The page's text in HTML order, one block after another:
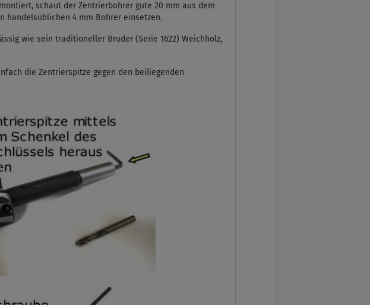
schaut der Zentrierbohrer gute 20 mm aus dem
handelsüblichen 4 mm Bohrer einsetzen.
wie sein traditioneller Bruder (Serie 1622) Weichholz,
die Zentrierspitze gegen den beiliegenden